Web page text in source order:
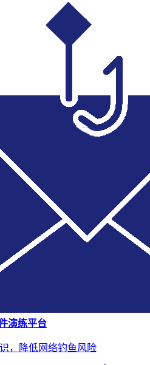
演练平台
，降低网络钓鱼风险